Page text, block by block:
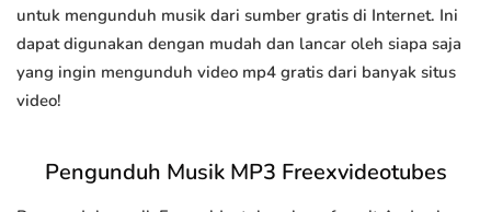
untuk mengunduh musik dari sumber gratis di Internet. Ini
dapat digunakan dengan mudah dan lancar oleh siapa saja
yang ingin mengunduh video mp4 gratis dari banyak situs
video!
Pengunduh Musik MP3 Freexvideotubes